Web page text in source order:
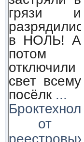
грязи и
разрядились
в НОЛЬ! А
потом
отключили
свет всему
посёлк ...
от
реестровых